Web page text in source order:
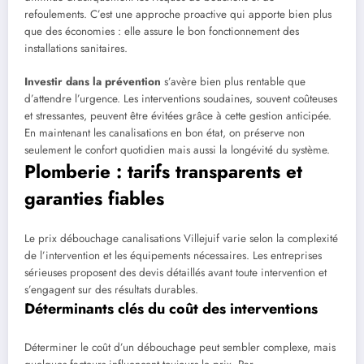
refoulements. C’est une approche proactive qui apporte bien plus
que des économies : elle assure le bon fonctionnement des
installations sanitaires.
Investir dans la prévention s’avère bien plus rentable que
d’attendre l’urgence. Les interventions soudaines, souvent coûteuses
et stressantes, peuvent être évitées grâce à cette gestion anticipée.
En maintenant les canalisations en bon état, on préserve non
seulement le confort quotidien mais aussi la longévité du système.
Plomberie : tarifs transparents et
garanties fiables
Le prix débouchage canalisations Villejuif varie selon la complexité
de l’intervention et les équipements nécessaires. Les entreprises
sérieuses proposent des devis détaillés avant toute intervention et
s’engagent sur des résultats durables.
Déterminants clés du coût des interventions
Déterminer le coût d’un débouchage peut sembler complexe, mais